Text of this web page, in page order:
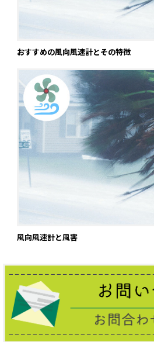
おすすめの風向風速計とその特徴
風向風速計と風害